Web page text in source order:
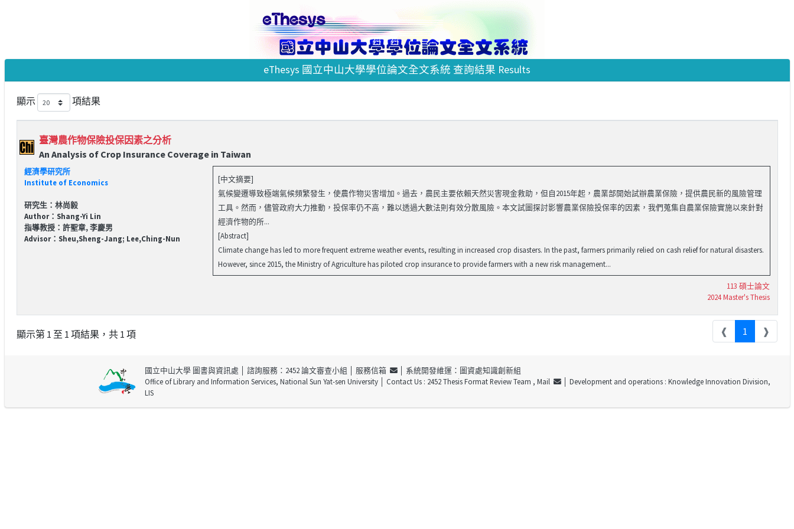
eThesys 國立中山大學學位論文全文系統 查詢結果 Results
顯示 項結果
臺灣農作物保險投保因素之分析
An Analysis of Crop Insurance Coverage in Taiwan
經濟學研究所
Institute of Economics
研究生：林尚毅
Author：Shang-Yi Lin
指導教授：許聖章, 李慶男
Advisor：Sheu,Sheng-Jang; Lee,Ching-Nun
[中文摘要]
氣候變遷導致極端氣候頻繁發生，使農作物災害增加。過去，農民主要依賴天然災害現金救助，但自2015年起，農業部開始試辦農業保險，提供農民新的風險管理
工具。然而，儘管政府大力推動，投保率仍不高，難以透過大數法則有效分散風險。本文試圖探討影響農業保險投保率的因素，我們蒐集自農業保險實施以來針對
經濟作物的所...
[Abstract]
Climate change has led to more frequent extreme weather events, resulting in increased crop disasters. In the past, farmers primarily relied on cash relief for natural disasters.
However, since 2015, the Ministry of Agriculture has piloted crop insurance to provide farmers with a new risk management...
113 碩士論文
2024 Master's Thesis
顯示第 1 至 1 項結果，共 1 項 ❰ 1 ❱
國立中山大學 圖書與資訊處 │ 諮詢服務：2452 論文審查小組 │ 服務信箱
│ 系統開發維運：圖資處知識創新組
Office of Library and Information Services, National Sun Yat-sen University│ Contact Us : 2452 Thesis Format Review Team , Mail
│ Development and operations : Knowledge Innovation Division,
LIS